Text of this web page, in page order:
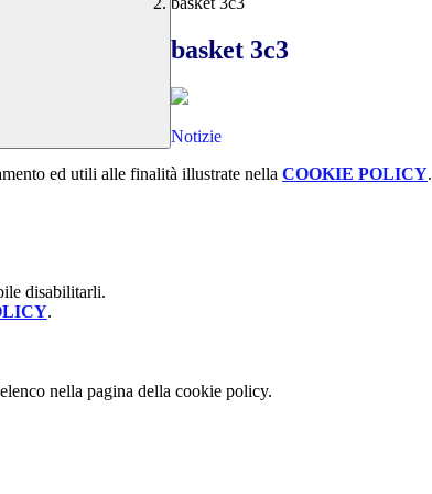
basket 3c3
Notizie
ed utili alle finalità illustrate nella COOKIE POLICY.
disabilitarli.
.
nella pagina della cookie policy.